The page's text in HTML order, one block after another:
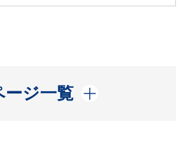
ージ一覧
開く